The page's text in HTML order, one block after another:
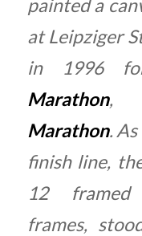
painted a
at Leipziger
in 1996
Marathon,
Marathon.
finish line,
12 framed
frames,